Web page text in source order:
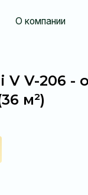
Контакты
V V-206 -
м²)